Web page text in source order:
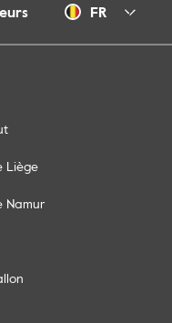
FR
Liège
Namur